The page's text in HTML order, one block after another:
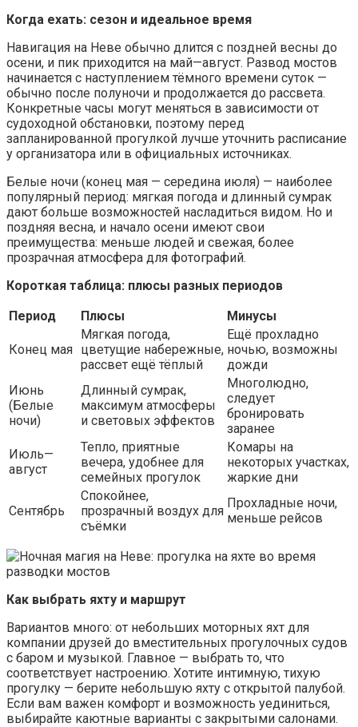
Когда ехать: сезон и идеальное время
Навигация на Неве обычно длится с поздней весны до
осени, и пик приходится на май—август. Развод мостов
начинается с наступлением тёмного времени суток —
обычно после полуночи и продолжается до рассвета.
Конкретные часы могут меняться в зависимости от
судоходной обстановки, поэтому перед
запланированной прогулкой лучше уточнить расписание
у организатора или в официальных источниках.
Белые ночи (конец мая — середина июля) — наиболее
популярный период: мягкая погода и длинный сумрак
дают больше возможностей насладиться видом. Но и
поздняя весна, и начало осени имеют свои
преимущества: меньше людей и свежая, более
прозрачная атмосфера для фотографий.
Короткая таблица: плюсы разных периодов
Период
Плюсы Минусы
Конец мая
Мягкая погода,
цветущие набережные,
рассвет ещё тёплый
Ещё прохладно
ночью, возможны
дожди
Июнь
(Белые
ночи)
Длинный сумрак,
максимум атмосферы
и световых эффектов
Многолюдно,
следует
бронировать
заранее
Июль—
август
Тепло, приятные
вечера, удобнее для
семейных прогулок
Комары на
некоторых участках,
жаркие дни
Сентябрь
Спокойнее,
прозрачный воздух для
съёмки
Прохладные ночи,
меньше рейсов
Как выбрать яхту и маршрут
Вариантов много: от небольших моторных яхт для
компании друзей до вместительных прогулочных судов
с баром и музыкой. Главное — выбрать то, что
соответствует настроению. Хотите интимную, тихую
прогулку — берите небольшую яхту с открытой палубой.
Если вам важен комфорт и возможность уединиться,
выбирайте каютные варианты с закрытыми салонами.